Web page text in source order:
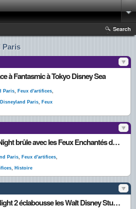
Search
Paris
à Fantasmic à Tokyo Disney Sea
Paris, Feux d'artifices,
Disneyland Paris, Feux
Bonfire – la Guy Fawkes Night brûle avec les Feux Enchantés de Mickey au Disney Village
Paris, Feux d'artifices,
, Histoire
Halloween – la Terrorific Night 2 éclabousse les Walt Disney Studios d’hémoglobine